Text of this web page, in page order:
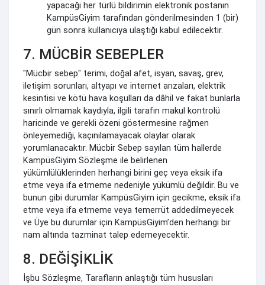
yapacağı her türlü bildirimin elektronik postanın
KampüsGiyim tarafından gönderilmesinden 1 (bir)
gün sonra kullanıcıya ulaştığı kabul edilecektir.
7. MÜCBİR SEBEPLER
"Mücbir sebep" terimi, doğal afet, isyan, savaş, grev,
iletişim sorunları, altyapı ve internet arızaları, elektrik
kesintisi ve kötü hava koşulları da dâhil ve fakat bunlarla
sınırlı olmamak kaydıyla, ilgili tarafın makul kontrolü
haricinde ve gerekli özeni göstermesine rağmen
önleyemediği, kaçınılamayacak olaylar olarak
yorumlanacaktır. Mücbir Sebep sayılan tüm hallerde
KampüsGiyim Sözleşme ile belirlenen
yükümlülüklerinden herhangi birini geç veya eksik ifa
etme veya ifa etmeme nedeniyle yükümlü değildir. Bu ve
bunun gibi durumlar KampüsGiyim için gecikme, eksik ifa
etme veya ifa etmeme veya temerrüt addedilmeyecek
ve Üye bu durumlar için KampüsGiyim’den herhangi bir
nam altında tazminat talep edemeyecektir.
8. DEĞİŞİKLİK
İşbu Sözleşme, Tarafların anlaştığı tüm hususları